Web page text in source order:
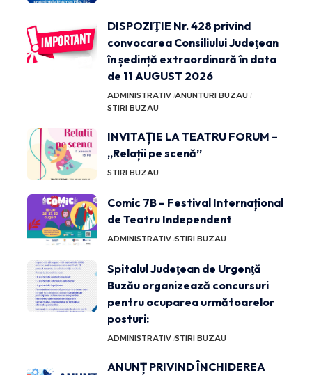
DISPOZIŢIE Nr. 428 privind
convocarea Consiliului Judeţean
în ședință extraordinară în data
de 11 AUGUST 2026
ADMINISTRATIV ANUNTURI BUZAU
STIRI BUZAU
INVITAȚIE LA TEATRU FORUM –
„Relații pe scenă”
STIRI BUZAU
Comic 7B – Festival Internațional
de Teatru Independent
ADMINISTRATIV STIRI BUZAU
Spitalul Judeţean de Urgenţă
Buzău organizează concursuri
pentru ocuparea următoarelor
posturi:
ADMINISTRATIV STIRI BUZAU
ANUNȚ PRIVIND ÎNCHIDEREA